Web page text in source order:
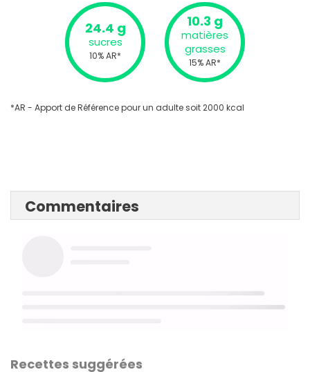
24.4 g
sucres
10% AR*
10.3 g
matières
grasses
15% AR*
*AR - Apport de Référence pour un adulte soit 2000 kcal
Commentaires
Recettes suggérées